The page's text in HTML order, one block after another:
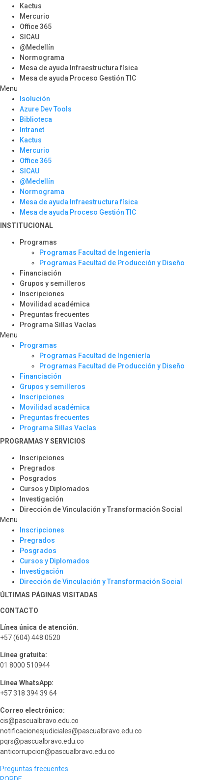
Kactus
Mercurio
Office 365
SICAU
@Medellín
Normograma
Mesa de ayuda Infraestructura física
Mesa de ayuda Proceso Gestión TIC
Menu
Isolución
Azure Dev Tools
Biblioteca
Intranet
Kactus
Mercurio
Office 365
SICAU
@Medellín
Normograma
Mesa de ayuda Infraestructura física
Mesa de ayuda Proceso Gestión TIC
INSTITUCIONAL
Programas
Programas Facultad de Ingeniería
Programas Facultad de Producción y Diseño
Financiación
Grupos y semilleros
Inscripciones
Movilidad académica
Preguntas frecuentes
Programa Sillas Vacías
Menu
Programas
Programas Facultad de Ingeniería
Programas Facultad de Producción y Diseño
Financiación
Grupos y semilleros
Inscripciones
Movilidad académica
Preguntas frecuentes
Programa Sillas Vacías
PROGRAMAS Y SERVICIOS​
Inscripciones
Pregrados
Posgrados
Cursos y Diplomados
Investigación
Dirección de Vinculación y Transformación Social
Menu
Inscripciones
Pregrados
Posgrados
Cursos y Diplomados
Investigación
Dirección de Vinculación y Transformación Social
ÚLTIMAS PÁGINAS VISITADAS
CONTACTO
Línea única de atención:
+57 (604) 448 0520
Línea gratuita:
01 8000 510944
Línea WhatsApp:
+57 318 394 39 64
Correo electrónico:
cis@pascualbravo.edu.co
notificacionesjudiciales@pascualbravo.edu.co
pqrs@pascualbravo.edu.co
anticorrupcion@pascualbravo.edu.co
Preguntas frecuentes